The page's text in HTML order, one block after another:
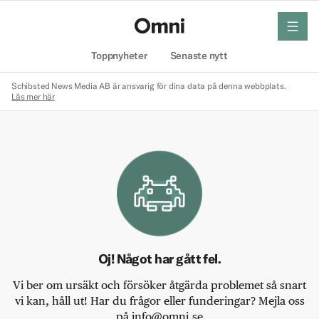
Toppnyheter Senaste nytt
meny
Schibsted News Media AB är ansvarig för dina data på denna webbplats.
Läs mer här
Oj! Något har gått fel.
Vi ber om ursäkt och försöker åtgärda problemet så snart
vi kan, håll ut! Har du frågor eller funderingar? Mejla oss